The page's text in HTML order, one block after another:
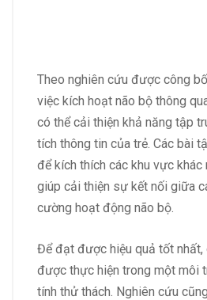
Theo nghiên cứu được công
việc kích hoạt não bộ thông
có thể cải thiện khả năng tập
tích thông tin của trẻ. Các bài
để kích thích các khu vực khác
giúp cải thiện sự kết nối giữa
cường hoạt động não bộ.
Để đạt được hiệu quả tốt nhất,
được thực hiện trong một môi
tính thử thách. Nghiên cứu